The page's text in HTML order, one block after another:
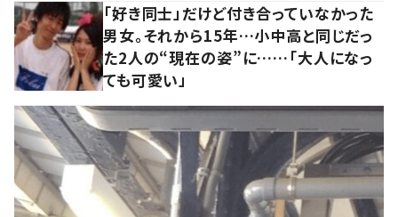
「好き同士」だけど付き合っていなかった
男女。それから15年…小中高と同じだっ
た2人の“現在の姿”に……「大人になっ
ても可愛い」